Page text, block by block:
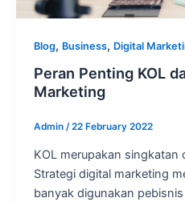
Blog, Business, Digital
Peran Penting KOL
Marketing
Admin /22 February 2022
KOL merupakan singkatan
Strategi digital marketing
banyak digunakan